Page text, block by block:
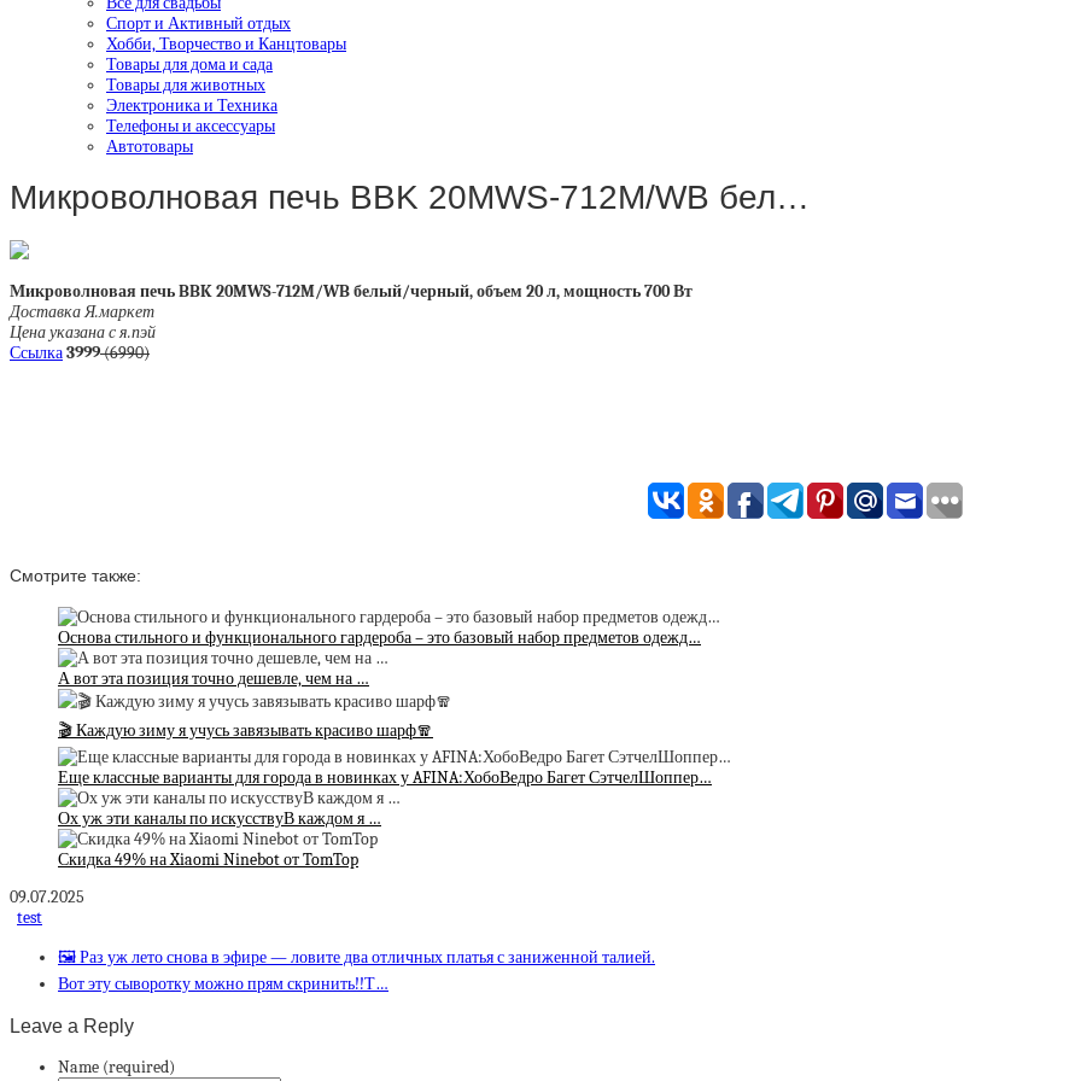
Спорт и Активный отдых
Хобби, Творчество и Канцтовары
Товары для дома и сада
Товары для животных
Электроника и Техника
Телефоны и аксессуары
Автотовары
Микроволновая печь BBK 20MWS-712M/WB бел…
Микроволновая печь BBK 20MWS-712M/WB белый/черный, объем 20 л, мощность 700 Вт
Доставка Я.маркет
Цена указана с я.пэй
Ссылка3999(6990)
Смотрите также:
Основа стильного и функционального гардероба – это базовый набор предметов одежд…
А вот эта позиция точно дешевле, чем на …
🎬 Каждую зиму я учусь завязывать красиво шарф🧣
Еще классные варианты для города в новинках у AFINA:ХобоВедро Багет СэтчелШоппер…
Ох уж эти каналы по искусствуВ каждом я …
Скидка 49% на Xiaomi Ninebot от TomTop
09.07.2025
test
🖼 Раз уж лето снова в эфире — ловите два отличных платья с заниженной талией.
Вот эту сыворотку можно прям скринить!!Т…
Leave a Reply
Name (required)